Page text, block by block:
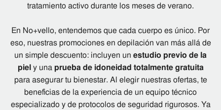
tratamiento activo durante los meses de verano.
En No+vello, entendemos que cada cuerpo es único. Por
eso, nuestras promociones en depilación van más allá de
un simple descuento: incluyen un estudio previo de la
piely unaprueba de idoneidad totalmente gratuita
para asegurar tu bienestar. Al elegir nuestras ofertas, te
beneficias de la experiencia de un equipo técnico
especializado y de protocolos de seguridad rigurosos. Ya